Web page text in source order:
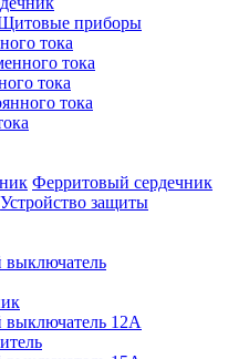
приборы
тока
тока
тока
тока
Ферритовый сердечник
Устройство защиты
выключатель
выключатель 12А